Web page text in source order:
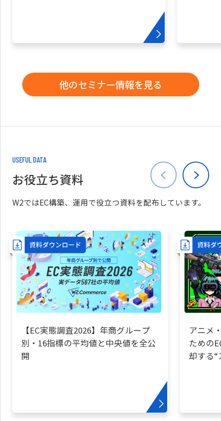
他のセミナー情報を見る
USEFUL DATA
お役立ち資料
W2ではEC構築、運用で役立つ資料を配布しています。
【EC実態調査2026】年商グループ
別・16指標の平均値と中央値を全公
開
アニメ
ための
却する